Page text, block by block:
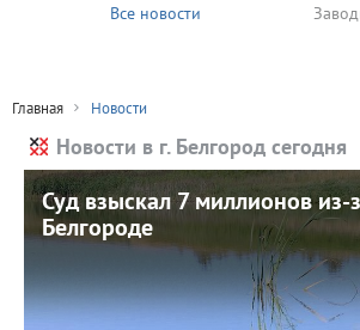
Все новости
Главная Новости
Новости в г. Белгород сегодня
Суд взыскал 7 миллионов из-
Белгороде
Суд взыскал 7 миллионов
В такую сумму оценен ущерб,